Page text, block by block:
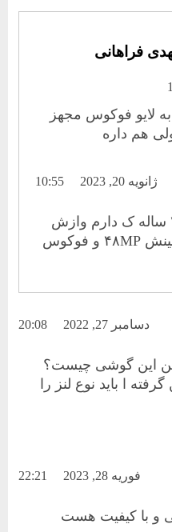
فراهانی
لایو فوکوس مجهز
هم داره
ژانویه 20, 2023 10:55
باسلام من الان حدودا ۲ ساله ک دارم وازش
خیلی راضی هستم دوربینش ۴۸MP و فوکوس
دسامبر 27, 2022 20:08
این گوشی چیست؟
ا باید نوع لنز را
فوریه 28, 2023 22:21
و با کیفیت هست